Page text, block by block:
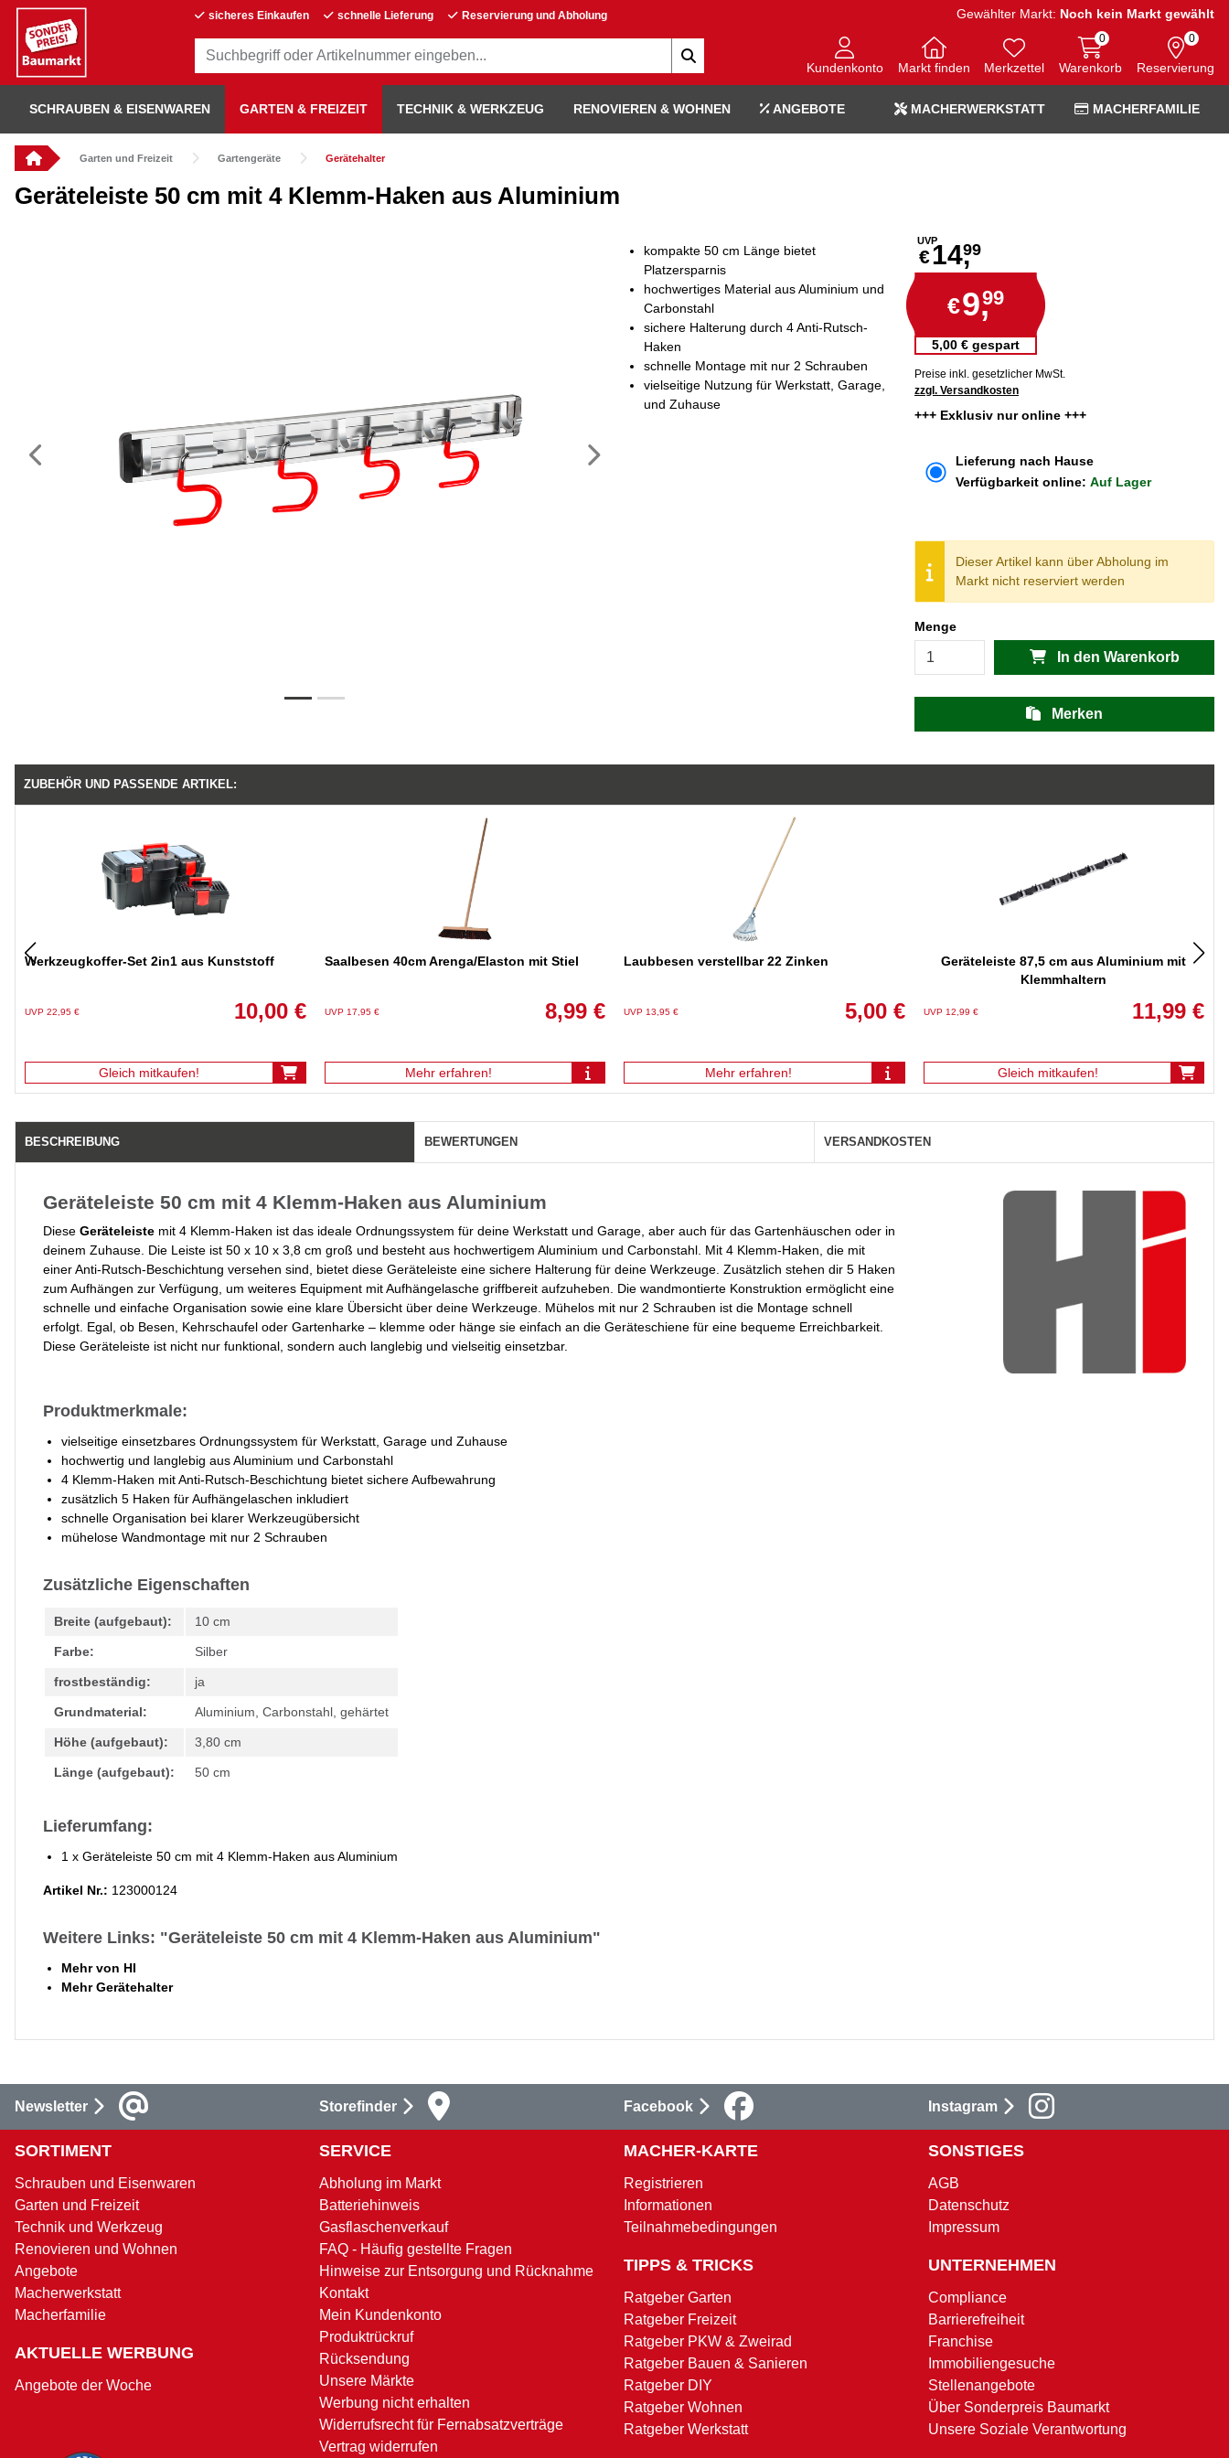
sicheres Einkaufen schnelle Lieferung Reservierung und Abholung Gewählter Markt: Noch kein Markt gewählt
Kundenkonto Markt finden Merkzettel Warenkorb
0
Reservierung
0
SCHRAUBEN & EISENWAREN GARTEN & FREIZEIT TECHNIK & WERKZEUG RENOVIEREN & WOHNEN ANGEBOTE MACHERWERKSTATT MACHERFAMILIE
Garten und Freizeit Gartengeräte Gerätehalter
Geräteleiste 50 cm mit 4 Klemm-Haken aus Aluminium
Vorheriges
UVP
€14,99
€9,99
5,00 € gespart
Preise inkl. gesetzlicher MwSt.
zzgl. Versandkosten
+++ Exklusiv nur online +++
kompakte 50 cm Länge bietet
Platzersparnis
hochwertiges Material aus Aluminium und
Carbonstahl
sichere Halterung durch 4 Anti-Rutsch-
Haken
schnelle Montage mit nur 2 Schrauben
vielseitige Nutzung für Werkstatt, Garage,
und Zuhause
Lieferung nach Hause
Verfügbarkeit online: Auf Lager
Dieser Artikel kann über Abholung im
Markt nicht reserviert werden
Menge
In den Warenkorb
Merken
ZUBEHÖR UND PASSENDE ARTIKEL:
Werkzeugkoffer-Set 2in1 aus Kunststoff
UVP 22,95 € 10,00 €
Gleich mitkaufen!
Saalbesen 40cm Arenga/Elaston mit Stiel
UVP 17,95 € 8,99 €
Mehr erfahren!
Laubbesen verstellbar 22 Zinken
UVP 13,95 € 5,00 €
Mehr erfahren!
Geräteleiste 87,5 cm aus Aluminium mit
Klemmhaltern
UVP 12,99 € 11,99 €
Gleich mitkaufen!
BESCHREIBUNG BEWERTUNGEN VERSANDKOSTEN
Geräteleiste 50 cm mit 4 Klemm-Haken aus Aluminium
Diese Geräteleiste mit 4 Klemm-Haken ist das ideale Ordnungssystem für deine Werkstatt und Garage, aber auch für das Gartenhäuschen oder in
deinem Zuhause. Die Leiste ist 50 x 10 x 3,8 cm groß und besteht aus hochwertigem Aluminium und Carbonstahl. Mit 4 Klemm-Haken, die mit
einer Anti-Rutsch-Beschichtung versehen sind, bietet diese Geräteleiste eine sichere Halterung für deine Werkzeuge. Zusätzlich stehen dir 5 Haken
zum Aufhängen zur Verfügung, um weiteres Equipment mit Aufhängelasche griffbereit aufzuheben. Die wandmontierte Konstruktion ermöglicht eine
schnelle und einfache Organisation sowie eine klare Übersicht über deine Werkzeuge. Mühelos mit nur 2 Schrauben ist die Montage schnell
erfolgt. Egal, ob Besen, Kehrschaufel oder Gartenharke – klemme oder hänge sie einfach an die Geräteschiene für eine bequeme Erreichbarkeit.
Diese Geräteleiste ist nicht nur funktional, sondern auch langlebig und vielseitig einsetzbar.
Produktmerkmale:
vielseitige einsetzbares Ordnungssystem für Werkstatt, Garage und Zuhause
hochwertig und langlebig aus Aluminium und Carbonstahl
4 Klemm-Haken mit Anti-Rutsch-Beschichtung bietet sichere Aufbewahrung
zusätzlich 5 Haken für Aufhängelaschen inkludiert
schnelle Organisation bei klarer Werkzeugübersicht
mühelose Wandmontage mit nur 2 Schrauben
Zusätzliche Eigenschaften
Breite (aufgebaut): 10 cm
Farbe: Silber
frostbeständig: ja
Grundmaterial: Aluminium, Carbonstahl, gehärtet
Höhe (aufgebaut): 3,80 cm
Länge (aufgebaut): 50 cm
Lieferumfang:
1 x Geräteleiste 50 cm mit 4 Klemm-Haken aus Aluminium
Artikel Nr.: 123000124
Weitere Links: "Geräteleiste 50 cm mit 4 Klemm-Haken aus Aluminium"
Mehr von HI
Mehr Gerätehalter
Newsletter Storefinder Facebook Instagram
SORTIMENT
Schrauben und Eisenwaren
Garten und Freizeit
Technik und Werkzeug
Renovieren und Wohnen
Angebote
Macherwerkstatt
Macherfamilie
AKTUELLE WERBUNG
Angebote der Woche
SERVICE
Abholung im Markt
Batteriehinweis
Gasflaschenverkauf
FAQ - Häufig gestellte Fragen
Hinweise zur Entsorgung und Rücknahme
Kontakt
Mein Kundenkonto
Produktrückruf
Rücksendung
Unsere Märkte
Werbung nicht erhalten
Widerrufsrecht für Fernabsatzverträge
Vertrag widerrufen
MACHER-KARTE
Registrieren
Informationen
Teilnahmebedingungen
TIPPS & TRICKS
Ratgeber Garten
Ratgeber Freizeit
Ratgeber PKW & Zweirad
Ratgeber Bauen & Sanieren
Ratgeber DIY
Ratgeber Wohnen
Ratgeber Werkstatt
SONSTIGES
AGB
Datenschutz
Impressum
UNTERNEHMEN
Compliance
Barrierefreiheit
Franchise
Immobiliengesuche
Stellenangebote
Über Sonderpreis Baumarkt
Unsere Soziale Verantwortung